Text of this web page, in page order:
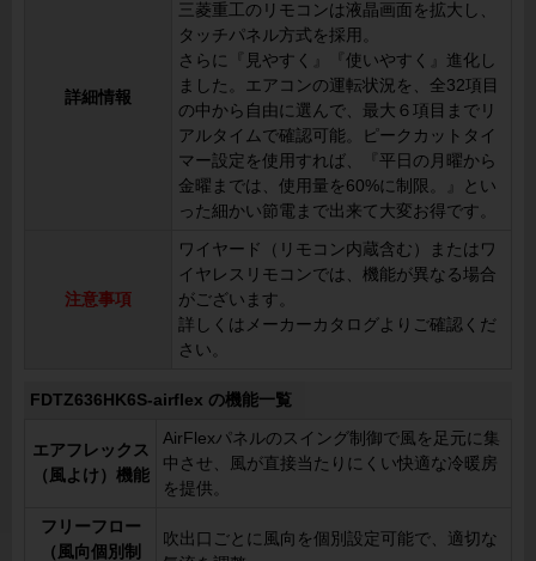
詳細情報
三菱重工のリモコンは液晶画面を拡大し、
タッチパネル方式を採用。
さらに『見やすく』『使いやすく』進化し
ました。エアコンの運転状況を、全32項目
の中から自由に選んで、最大６項目までリ
アルタイムで確認可能。ピークカットタイ
マー設定を使用すれば、『平日の月曜から
金曜までは、使用量を60%に制限。』とい
った細かい節電まで出来て大変お得です。
注意事項
ワイヤード（リモコン内蔵含む）またはワ
イヤレスリモコンでは、機能が異なる場合
がございます。
詳しくはメーカーカタログよりご確認くだ
さい。
FDTZ636HK6S-airflex の機能一覧
エアフレックス
（風よけ）機能
AirFlexパネルのスイング制御で風を足元に集
中させ、風が直接当たりにくい快適な冷暖房
を提供。
フリーフロー
（風向個別制
吹出口ごとに風向を個別設定可能で、適切な